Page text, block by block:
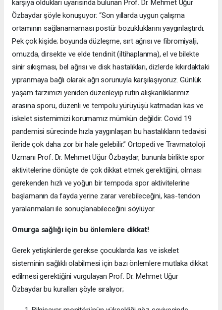
karşıya oldukları uyarısında bulunan Prof. Dr. Mehmet Uğur
Özbaydar şöyle konuşuyor: “Son yıllarda uygun çalışma
ortamının sağlanamaması postür bozukluklarını yaygınlaştırdı.
Pek çok kişide; boyunda düzleşme, sırt ağrısı ve fibromiyalji,
omuzda, dirsekte ve elde tendinit (iltihaplanma), el ve bilekte
sinir sıkışması, bel ağrısı ve disk hastalıkları, dizlerde kıkırdaktaki
yıpranmaya bağlı olarak ağrı sorunuyla karşılaşıyoruz. Günlük
yaşam tarzımızı yeniden düzenleyip rutin alışkanlıklarımız
arasına sporu, düzenli ve tempolu yürüyüşü katmadan kas ve
iskelet sistemimizi korumamız mümkün değildir. Covid 19
pandemisi sürecinde hızla yaygınlaşan bu hastalıkların tedavisi
ileride çok daha zor bir hale gelebilir.” Ortopedi ve Travmatoloji
Uzmanı Prof. Dr. Mehmet Uğur Özbaydar, bununla birlikte spor
aktivitelerine dönüşte de çok dikkat etmek gerektiğini, olması
gerekenden hızlı ve yoğun bir tempoda spor aktivitelerine
başlamanın da fayda yerine zarar verebileceğini, kas-tendon
yaralanmaları ile sonuçlanabileceğini söylüyor.
Omurga sağlığı için bu önlemlere dikkat!
Gerek yetişkinlerde gerekse çocuklarda kas ve iskelet
sisteminin sağlıklı olabilmesi için bazı önlemlere mutlaka dikkat
edilmesi gerektiğini vurgulayan Prof. Dr. Mehmet Uğur
Özbaydar bu kuralları şöyle sıralıyor;